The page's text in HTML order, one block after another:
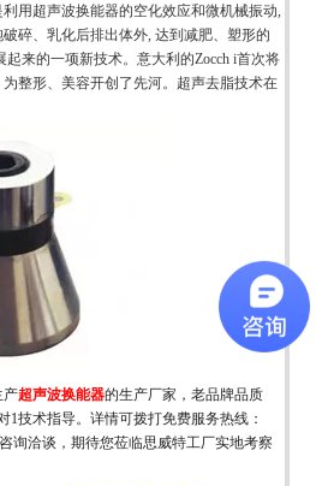
利用超声波换能器的空化效应和微机械振动
碎、乳化后排出体外, 达到减肥、塑形的
起来的一项新技术。意大利的Zocch i首次将
整形、美容开创了先河。超声去脂技术在
产超声波换能器的生产厂家，老品牌品质
1技术指导。详情可拨打免费服务热线：
询洽谈，期待您莅临思威特工厂实地考察